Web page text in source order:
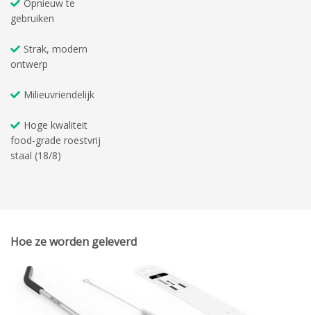
Opnieuw te
gebruiken
Strak, modern
ontwerp
Milieuvriendelijk
Hoge kwaliteit
food-grade roestvrij
staal (18/8)
Hoe ze worden geleverd